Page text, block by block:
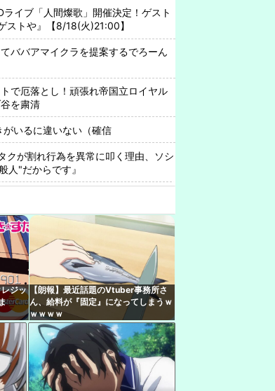
イブ「人間燦歌」開催決定！ゲスト
ストや』【8/18(火)21:00】
ババアマイクラを提案するでろーん
で厄落とし！頑張れ帝国立ロイヤル
を粛清
いるに違いない（確信
クが割れ行為を異常に叩く理由、ソシ
人"だからです』
けどどうなんだ？
席したエリート幹部職員、バスロー
聞き取りへ
」に来店！ライバル店の登場に何も
初小説が書籍化決定してしまう
あ
発で粉々に 鉄筋ゼロ 当局「接着剤
問題はない」
いるに違いない（確信
ジッ
【朗報】最近話題のVtuber事務所さ
ん、給料が『固定』になってしまうｗ
ｗｗｗｗ